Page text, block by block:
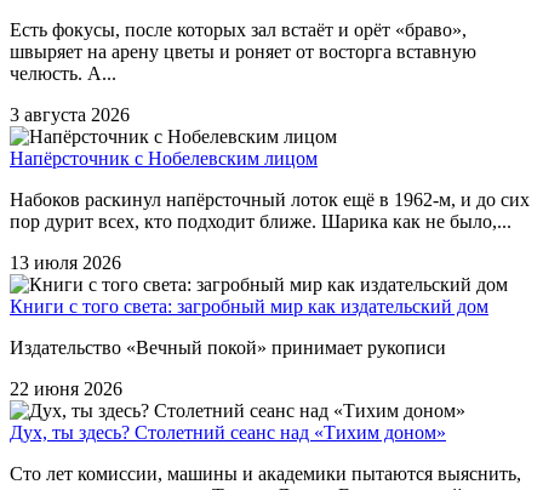
Есть фокусы, после которых зал встаёт и орёт «браво»,
швыряет на арену цветы и роняет от восторга вставную
челюсть. А...
3 августа 2026
Напёрсточник с Нобелевским лицом
Набоков раскинул напёрсточный лоток ещё в 1962-м, и до сих
пор дурит всех, кто подходит ближе. Шарика как не было,...
13 июля 2026
Книги с того света: загробный мир как издательский дом
Издательство «Вечный покой» принимает рукописи
22 июня 2026
Дух, ты здесь? Столетний сеанс над «Тихим доном»
Сто лет комиссии, машины и академики пытаются выяснить,